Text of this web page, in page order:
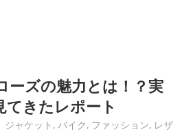
ーズの魅力とは！？実
てきたレポート
tntimdynamaite
ジャケット , バイク, ファッション, レザ